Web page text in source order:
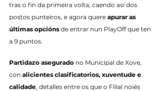
tras o fin da primeira volta, caendo así dos
postos punteiros, e agora quere apurar as
últimas opcións de entrar nun PlayOff que ten
a 9 puntos.
Partidazo asegurado no Municipal de Xove,
con alicientes clasificatorios, xuventude e
calidade, detalles entre os que o Filial noiés